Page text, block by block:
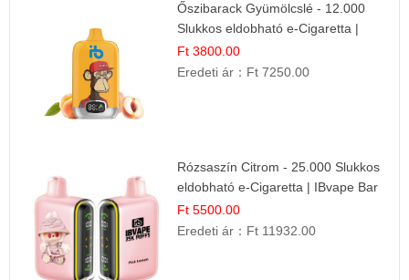
Őszibarack Gyümölcslé - 12.000
Slukkos eldobható e-Cigaretta |
Friss Gyümölcs Íz
Ft 3800.00
Eredeti ár： Ft 7250.00
Rózsaszín Citrom - 25.000 Slukkos
eldobható e-Cigaretta | IBvape Bar
Ft 5500.00
Eredeti ár： Ft 11932.00